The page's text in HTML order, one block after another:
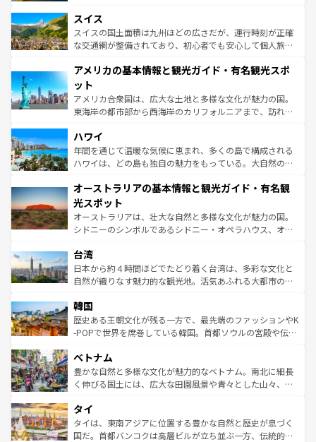
を参照してほしい。
は、お酒好きな人にはぜひ体験してほしい。 なお、新着の
ドイツ情報はコンテンツ一覧を参照してほしい。
リアごとに異なる魅力がある。また、優雅なアフタヌーン
ティー、ビール好きにはたまらない英国パブ、サッカー観
戦など、本場だからこそできる体験も豊富。イギリスを旅
ンツ一覧を参照してほしい。
スイス
スイスの国土面積は九州ほどの広さだが、運行時刻が正確
な交通網が整備されており、初心者でも安心して個人旅行
の建物がそのまま残る町や、スイスならではのユニークな
博物館もあり、アルプス観光だけでなく町歩きも満喫する
ことができる。国民の所得が高いため物価も高いが、旅行
者向けの交通パス提供のサービスもあり、うまく活用すれ
着のスイス情報は
アメリカの基本情報と観光ガイド・有名観光スポ
ット
アメリカ合衆国は、広大な土地と多様な文化が魅力の国。
東海岸の都市部から西海岸のカリフォルニアまで、訪れる
のような巨大都市は、観光、ショッピング、エンターテイ
ンメントが詰まった刺激的なスポットだ。一方、アメリカ
西部には大自然が広がり、グランドキャニオンやイエロー
部のニューオーリンズでは、音楽と美食が融合した独特の
文化が魅力。旅行者はアメリカの各地域で異なる魅力を楽
しみながら、その多様性と豊かな歴史を感じることができ
るだろう。車でのロードトリップや列車の旅も、アメリカ
情報は
ハワイ
年間を通じて温暖な気候に恵まれ、多くの島で構成される
ハワイは、どの島も独自の魅力をもっている。大自然の神
ワイ島は見逃せない。また、定番の観光地といえばオアフ
島だが、静かな自然を求めるならマウイ島やカウアイ島が
おすすめ。エメラルドグリーンに輝く海をはじめ、豊かな
文化や歴史が息づいている。「アロハスピリット」と呼ば
人々、おいしいローカルフードやハワイアンミュージッ
ク、伝統的なフラダンスなど、すべてがハワイの魅力を彩
っている。訪れるたびに新しい発見と感動が待っているハ
はコンテンツ一覧
オーストラリアの基本情報と観光ガイド・有名観
光スポット
オーストラリアは、壮大な自然と多様な文化が魅力の国。
シドニーのシンボルであるシドニー・オペラハウス、オー
リアリーフや大陸中央部にそびえるウルル（エアーズロッ
ク）、タスマニアの美しい原生林やケアンズの熱帯雨林な
ど、見どころがたくさん。また、カフェやワイン、オージ
いる。アクティビティも充実しており、サーフィンやダイ
ビング、ハイキングなど、アウトドア好きにはたまらな
い。オーストラリアの多彩な魅力を存分に味わいつくそ
参照してほしい。
台湾
日本から約４時間ほどでたどり着く台湾は、多彩な文化と
自然が織りなす魅力的な観光地。活気あふれる大都市の台
ン）、静ひつな山岳地帯である台湾東部など、都市の喧騒
と山間の静けさが共存しており、訪れる人に新しい発見と
驚きをもたらしてくれる。また、奥深い台湾の食文化も魅
容にもいいと評判のスイーツなど、バラエティ豊かな料理
が味わえる。 なお、新着の台湾情報は コンテンツ一覧を参
照してほしい。
韓国
歴史ある王朝文化が残る一方で、最先端のファッションやK
-POPで世界を席巻している韓国。首都ソウルの宮殿や伝統
き、地方に足を延ばせば四季折々の自然美を楽しむことが
できる。そして、キムチや焼肉、絶品のストリートフード
まで、さまざまな韓国料理が待っている。夜には、韓国な
リティに包まれながら、韓国の多彩な魅力を心ゆくまで味
わってみてほしい。 なお、新着の韓国情報はコンテンツ一
覧を参照してほしい。
ベトナム
豊かな自然と多様な文化が魅力的なベトナム。南北に細長
く伸びる国土には、広大な田園風景や青々とした山々、世
急速な発展と共に伝統が息づく。ハノイの古い町並みやホ
ーチミン市のフランス統治時代の建物も、独特の雰囲気を
醸し出している。また、バラエティの豊かさとおいしさで
タイ
タイは、東南アジアに位置する豊かな自然と歴史が息づく
国だ。首都バンコクは高層ビルが立ち並ぶ一方、伝統的な